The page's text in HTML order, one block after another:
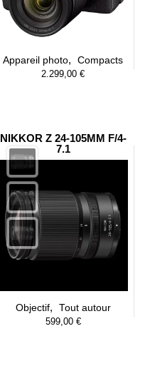
Appareil photo,
Compacts
2.299,00€
NIKKOR Z 24-105MM F/4-
7.1
Objectif,
Tout autour
599,00 €